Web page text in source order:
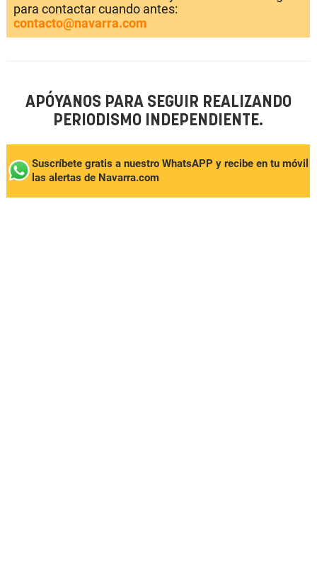
para contactar cuando antes:
contacto@navarra.com
APÓYANOS PARA SEGUIR REALIZANDO
PERIODISMO INDEPENDIENTE.
Suscríbete gratis a nuestro WhatsAPP y recibe en tu móvil
las alertas de Navarra.com